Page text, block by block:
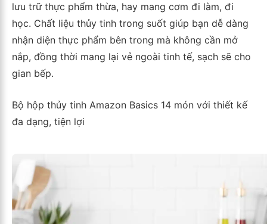
lưu trữ thực phẩm thừa, hay mang cơm đi làm, đi
học. Chất liệu thủy tinh trong suốt giúp bạn dễ dàng
nhận diện thực phẩm bên trong mà không cần mở
nắp, đồng thời mang lại vẻ ngoài tinh tế, sạch sẽ cho
gian bếp.
Bộ hộp thủy tinh Amazon Basics 14 món với thiết kế
đa dạng, tiện lợi